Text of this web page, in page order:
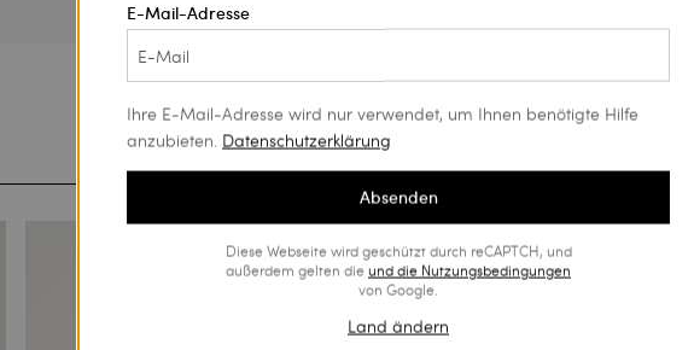
E-Mail-Adresse
Ihre E-Mail-Adresse wird nur verwendet, um Ihnen benötigte Hilfe
anzubieten. Datenschutzerklärung
Absenden
Diese Webseite wird geschützt durch reCAPTCH, und
außerdem gelten die und die Nutzungsbedingungen
von Google.
Land ändern